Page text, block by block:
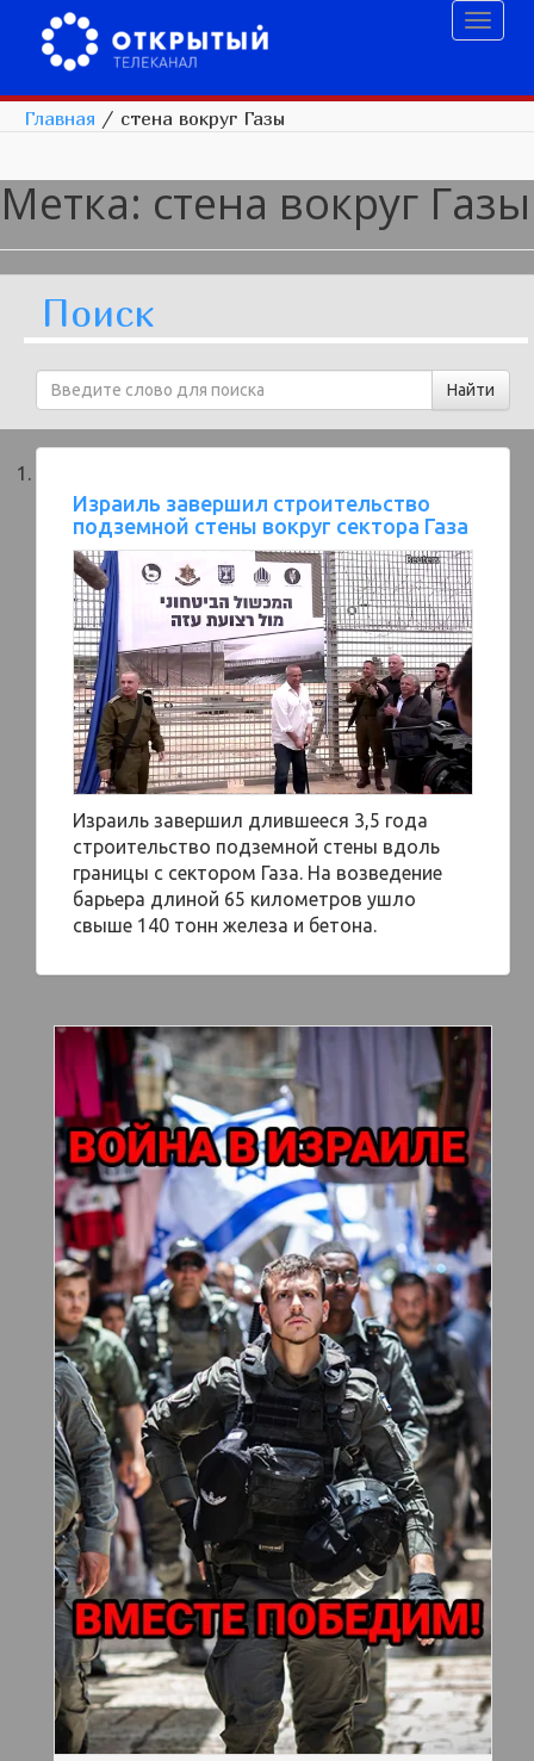
Главная / стена вокруг Газы
Метка: стена вокруг Газы
Поиск
Израиль завершил строительство
подземной стены вокруг сектора Газа
Израиль завершил длившееся 3,5 года
строительство подземной стены вдоль
границы с сектором Газа. На возведение
барьера длиной 65 километров ушло
свыше 140 тонн железа и бетона.